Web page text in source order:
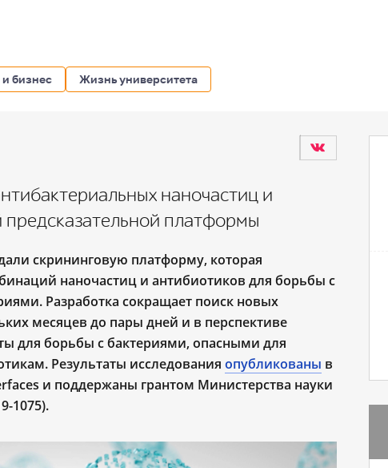
бизнес Жизнь университета
наночастиц и
предсказательной платформы
скрининговую платформу, которая
наночастиц и антибиотиков для борьбы с
Разработка сокращает поиск новых
месяцев до пары дней и в перспективе
для борьбы с бактериями, опасными для
Результаты исследования опубликованы в
и поддержаны грантом Министерства науки
1075).